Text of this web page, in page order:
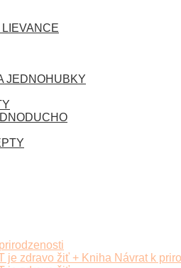
JEDNOHUBKY
je zdravo žiť + Kniha Návrat k